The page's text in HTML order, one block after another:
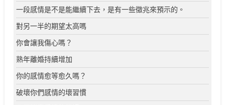
一段感情是不是能繼續下去，是有一些徵兆來預示的。
對另一半的期望太高嗎
你會讓我傷心嗎？
熟年離婚持續增加
你的感情愈等愈久嗎？
破壞你們感情的壞習慣